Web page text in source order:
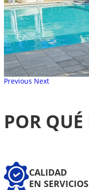
Previous Next
POR QUÉ
CALIDAD
EN SERVICIOS